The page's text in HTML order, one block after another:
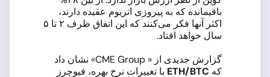
باقیمانده که به پیروزی اتریوم عقیده دارند،
اکثر آنها فکر می‌کنند که این اتفاق ظرف ۲ تا ۵
سال خواهد افتاد.
گزارش جدیدی از « CME Group» نشان داد
که ETH/BTC با تغییرات نرخ بهره، فیوچرز